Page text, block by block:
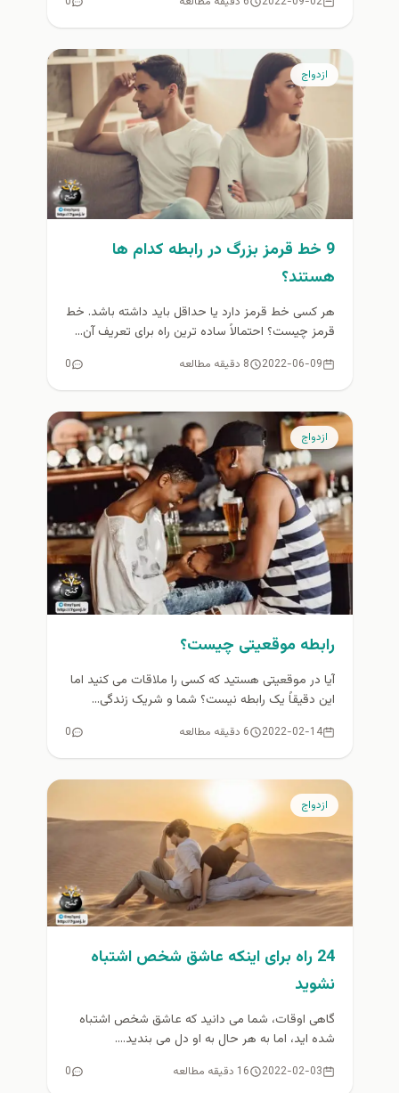
ازدواج
9 خط قرمز بزرگ در رابطه کدام ها
هستند؟
هر کسی خط قرمز دارد یا حداقل باید داشته باشد. خط
قرمز چیست؟ احتمالاً ساده ترین راه برای تعریف آن...
2022-06-09 8 دقیقه مطالعه 0
ازدواج
رابطه موقعیتی چیست؟
آیا در موقعیتی هستید که کسی را ملاقات می کنید اما
این دقیقاً یک رابطه نیست؟ شما و شریک زندگی...
2022-02-14 6 دقیقه مطالعه 0
ازدواج
24 راه برای اینکه عاشق شخص اشتباه
نشوید
گاهی اوقات، شما می دانید که عاشق شخص اشتباه
شده اید، اما به هر حال به او دل می بندید....
2022-02-03 16 دقیقه مطالعه 0